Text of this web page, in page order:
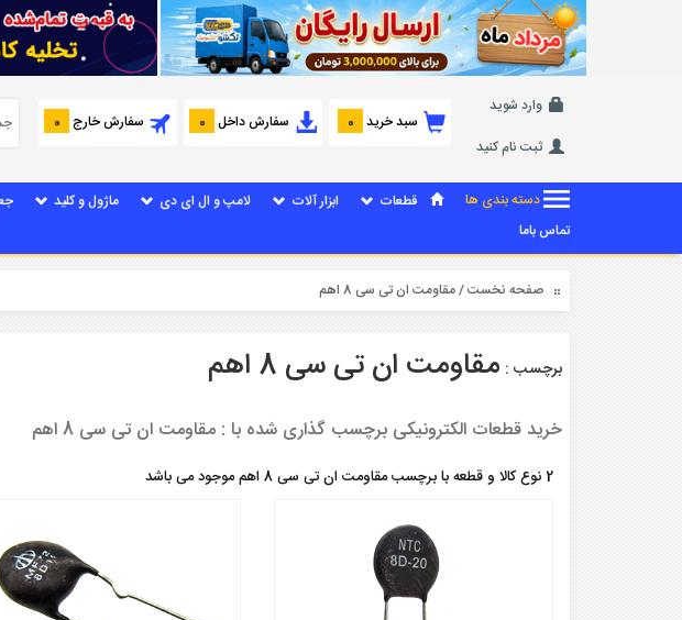
وارد شوید
ثبت نام کنید
سبد خرید 0 سفارش داخل 0 سفارش خارج 0
دسته بندی ها قطعات ابزار آلات لامپ و ال ای دی ماژول و کلید
تماس باما
صفحه نخست/ مقاومت ان تی سی 8 اهم
برچسب : مقاومت ان تی سی 8 اهم
خرید قطعات الکترونیکی برچسب گذاری شده با : مقاومت ان تی سی 8 اهم
2 نوع کالا و قطعه با برچسب مقاومت ان تی سی 8 اهم موجود می باشد